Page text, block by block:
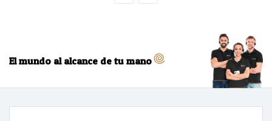
El mundo al alcance de tu mano